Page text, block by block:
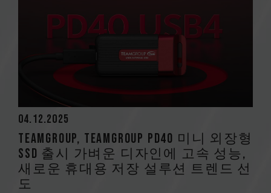
04.12.2025
TEAMGROUP, TEAMGROUP PD40 미니 외장형
SSD 출시 가벼운 디자인에 고속 성능,
새로운 휴대용 저장 설루션 트렌드 선
도